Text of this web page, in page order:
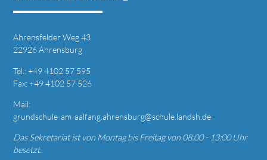
Ahrensfelder Weg 43
22926 Ahrensburg
Tel.: +494102 57 595
Fax: +49 4102 57 526
Mail:
grundschule-am-aalfang.ahrensburg@schule.landsh.de
Das Sekretariat ist von Montag bis Freitag von 08:00 - 13:00 Uhr
besetzt.